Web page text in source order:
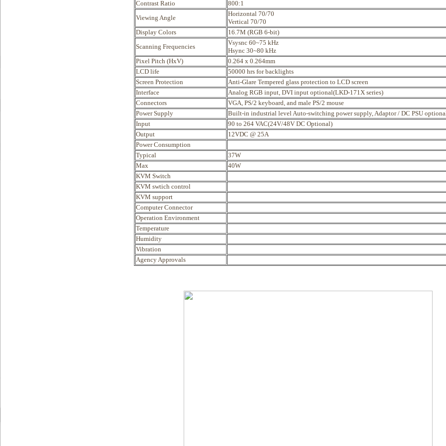
Contrast Ratio
800:1
Viewing Angle
Horizontal 70/70
Vertical 70/70
Display Colors
16.7M (RGB 6-bit)
Scanning Frequencies
Vsysnc 60~75 kHz
Hsync 30~80 kHz
Pixel Pitch (HxV)
0.264 x 0.264mm
LCD life
50000 hrs for backlights
Screen Protection
Anti-Glare Tempered glass protection to LCD screen
Interface
Analog RGB input, DVI input optional(LKD-171X series)
Connectors
VGA, PS/2 keyboard, and male PS/2 mouse
Power Supply
Built-in industrial level Auto-switching power supply, Adaptor / DC PSU
Input
90 to 264 VAC(24V/48V DC Optional)
Output
12VDC @ 25A
Power Consumption
Typical
37W
Max
40W
KVM Switch
KVM swtich control
KVM support
Computer Connector
Operation Environment
Temperature
Humidity
Vibration
Agency Approvals